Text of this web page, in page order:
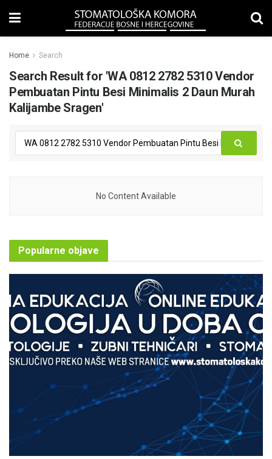
Home Search
Search Result for 'WA 0812 2782 5310 Vendor
Pembuatan Pintu Besi Minimalis 2 Daun Murah
Kalijambe Sragen'
No Content Available
Popularne objave